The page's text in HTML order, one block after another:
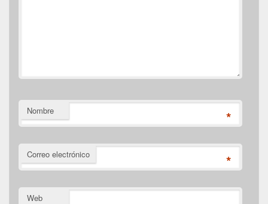
Nombre *
Correo electrónico *
Web